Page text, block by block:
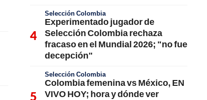
Selección Colombia
Experimentado jugador de
Selección Colombia rechaza
fracaso en el Mundial 2026; "no fue
decepción"
Selección Colombia
Colombia femenina vs México, EN
VIVO HOY; hora y dónde ver